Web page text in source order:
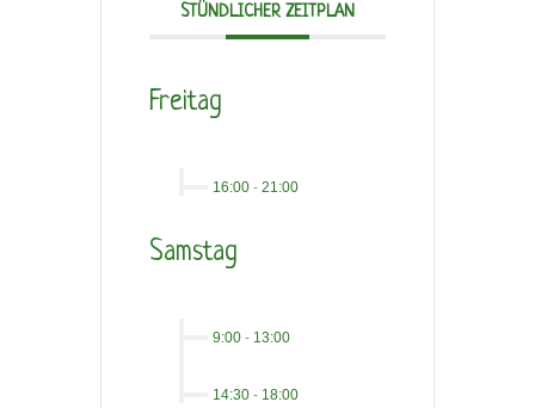
STÜNDLICHER ZEITPLAN
Freitag
16:00 - 21:00
Samstag
9:00 - 13:00
14:30 - 18:00